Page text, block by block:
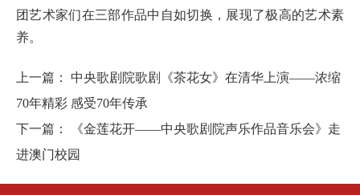
团艺术家们在三部作品中自如切换，展现了极高的艺术素
养。
上一篇： 中央歌剧院歌剧《茶花女》在清华上演——浓缩
70年精彩 感受70年传承
下一篇：
《金莲花开——中央歌剧院声乐作品音乐会》走
进澳门校园